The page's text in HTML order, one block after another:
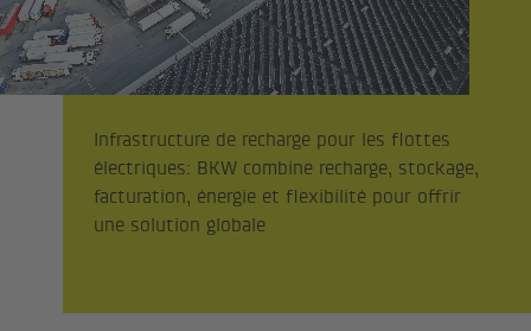
Infrastructure de recharge pour les flottes
électriques: BKW combine recharge, stockage,
facturation, énergie et flexibilité pour offrir
une solution globale